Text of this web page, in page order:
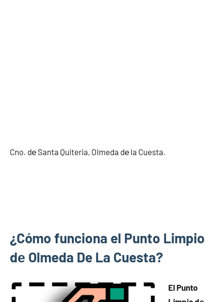
Cno. dе Santa Quiteria, Olmeda dе la Cuesta.
¿Cómo funciona el Punto Limpio
dе Olmeda De La Cuesta?
El Punto